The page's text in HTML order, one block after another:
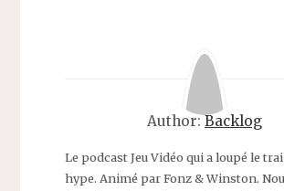
Author:Backlog
Le podcast Jeu Vidéo qui a loupé le
hype. Animé par Fonz & Winston.